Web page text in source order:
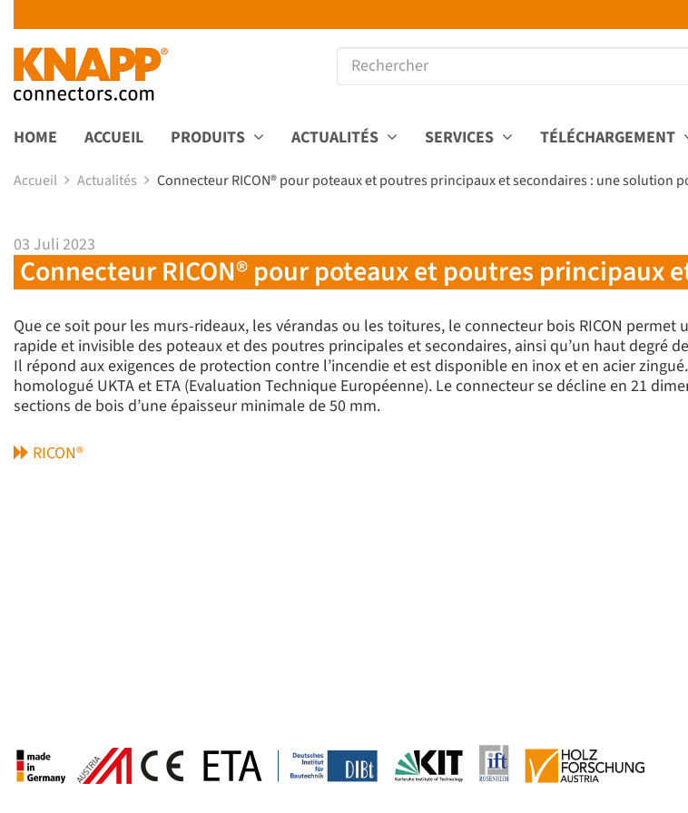
HOME ACCUEIL PRODUITS ACTUALITÉS SERVICES TÉLÉCHARGEMENT
Accueil Actualités Connecteur RICON® pour poteaux et poutres principaux et secondaires : une solution
03 Juli 2023
Connecteur RICON® pour poteaux et poutres principaux
Que ce soit pour les murs-rideaux, les vérandas ou les toitures, le connecteur bois RICON permet
rapide et invisible des poteaux et des poutres principales et secondaires, ainsi qu’un haut degré
Il répond aux exigences de protection contre l’incendie et est disponible en inox et en acier
homologué UKTA et ETA (Evaluation Technique Européenne). Le connecteur se décline en 21
sections de bois d’une épaisseur minimale de 50 mm.
RICON®